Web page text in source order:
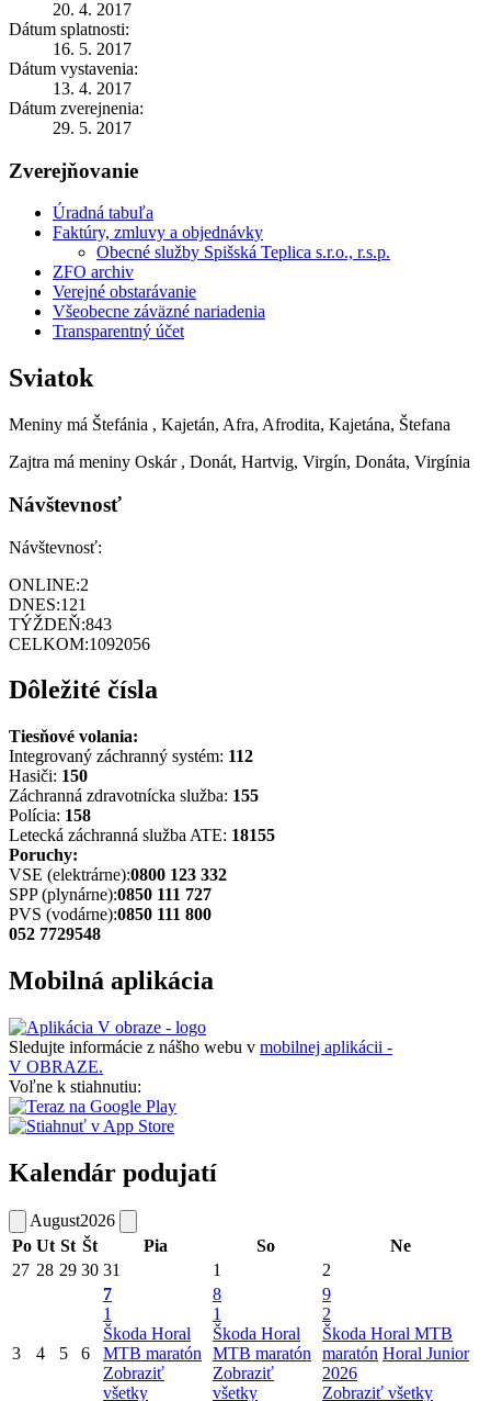
20. 4. 2017
Dátum splatnosti:
16. 5. 2017
Dátum vystavenia:
13. 4. 2017
Dátum zverejnenia:
29. 5. 2017
Zverejňovanie
Úradná tabuľa
Faktúry, zmluvy a objednávky
Obecné služby Spišská Teplica s.r.o., r.s.p.
ZFO archiv
Verejné obstarávanie
Všeobecne záväzné nariadenia
Transparentný účet
Sviatok
Meniny má Štefánia , Kajetán, Afra, Afrodita, Kajetána, Štefana
Zajtra má meniny Oskár , Donát, Hartvig, Virgín, Donáta, Virgínia
Návštevnosť
Návštevnosť:
ONLINE:2
DNES:121
TÝŽDEŇ:843
CELKOM:1092056
Dôležité čísla
Tiesňové volania:
Integrovaný záchranný systém: 112
Hasiči: 150
Záchranná zdravotnícka služba: 155
Polícia: 158
Letecká záchranná služba ATE: 18155
Poruchy:
VSE (elektrárne):0800 123 332
SPP (plynárne):0850 111 727
PVS (vodárne):0850 111 800
052 7729548
Mobilná aplikácia
Sledujte informácie z nášho webu v mobilnej aplikácii -
V OBRAZE.
Voľne k stiahnutiu:
Kalendár podujatí
August2026
Po Ut St Št Pia So
Ne
27 28 29 30 31 1 2
3 4 5 6
7
1
Škoda Horal
MTB maratón
Zobraziť
všetky
8
1
Škoda Horal
MTB maratón
Zobraziť
všetky
9
2
Škoda Horal MTB
maratón Horal Junior
2026
Zobraziť všetky